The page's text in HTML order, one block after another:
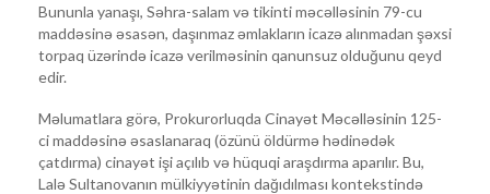
Bununla yanaşı, Səhra-salam və tikinti məcəlləsinin 79-cu
maddəsinə əsasən, daşınmaz əmlakların icazə alınmadan şəxsi
torpaq üzərində icazə verilməsinin qanunsuz olduğunu qeyd
edir.
Məlumatlara görə, Prokurorluqda Cinayət Məcəlləsinin 125-
ci maddəsinə əsaslanaraq (özünü öldürmə hədinədək
çatdırma) cinayət işi açılıb və hüquqi araşdırma aparılır. Bu,
Lalə Sultanovanın mülkiyyətinin dağıdılması kontekstində